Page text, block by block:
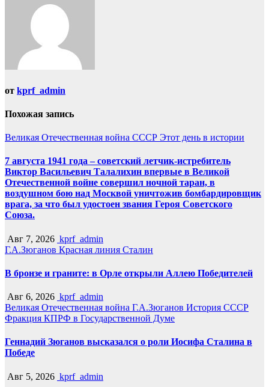
от kprf_admin
Похожая запись
Великая Отечественная война СССР Этот день в истории
7 августа 1941 года – советский летчик-истребитель
Виктор Васильевич Талалихин впервые в Великой
Отечественной войне совершил ночной таран, в
воздушном бою над Москвой уничтожив бомбардировщик
врага, за что был удостоен звания Героя Советского
Союза.
Авг 7, 2026 kprf_admin
Г.А.Зюганов Красная линия Сталин
В бронзе и граните: в Орле открыли Аллею Победителей
Авг 6, 2026 kprf_admin
Великая Отечественная война Г.А.Зюганов История СССР
Фракция КПРФ в Государственной Думе
Геннадий Зюганов высказался о роли Иосифа Сталина в
Победе
Авг 5, 2026 kprf_admin